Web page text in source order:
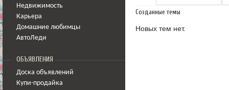
Недвижимость
Карьера
Домашние любимцы
АвтоЛеди
ОБЪЯВЛЕНИЯ
Доска объявлений
Купи-продайка
Созданные темы
Новых тем нет.